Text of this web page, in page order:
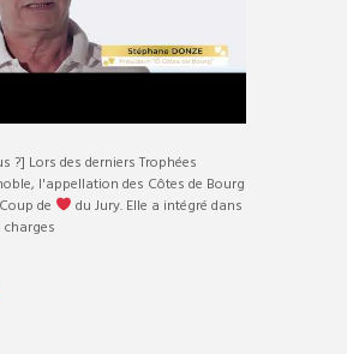
?] Lors des derniers Trophées
l'appellation des Côtes de Bourg
de
du Jury. Elle a intégré dans
charges